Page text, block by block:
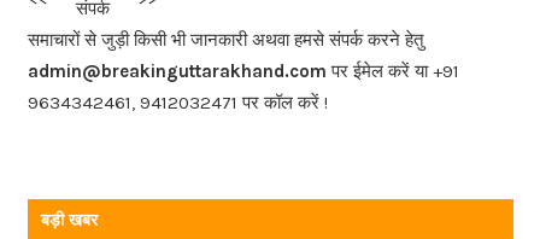
o
o
k
संपर्क
समाचारों से जुड़ी किसी भी जानकारी अथवा हमसे संपर्क करने हेतु
admin@breakinguttarakhand.com पर ईमेल करें या +91
9634342461, 9412032471 पर कॉल करें !
बड़ी खबर